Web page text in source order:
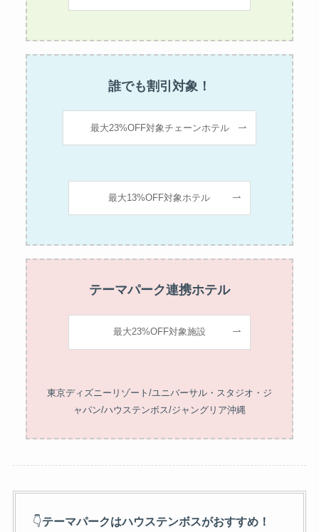
誰でも割引対象！
最大23%OFF対象チェーンホテル
最大13%OFF対象ホテル
テーマパーク連携ホテル
最大23%OFF対象施設
東京ディズニーリゾート/ユニバーサル・スタジオ・ジ
ャパン/ハウステンボス/ジャングリア沖縄
👇テーマパークはハウステンボスがおすすめ！